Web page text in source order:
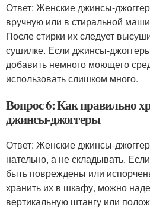
Ответ: Женские джинсы-
вручную или в стиральной
После стирки их следует
сушилке. Если джинсы-
добавить немного моющего
использовать слишком много.
Вопрос 6: Как правильно
джинсы-джоггеры
Ответ: Женские джинсы-
нательно, а не складывать.
быть повреждены или
хранить их в шкафу, можно
вертикальную штангу или